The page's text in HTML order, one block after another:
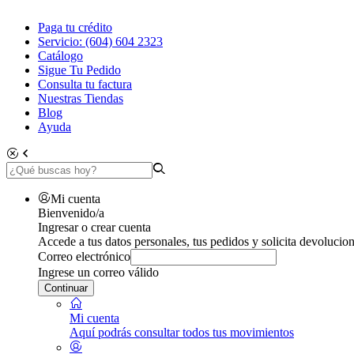
Paga tu crédito
Servicio: (604) 604 2323
Catálogo
Sigue Tu Pedido
Consulta tu factura
Nuestras Tiendas
Blog
Ayuda
Mi cuenta
Bienvenido/a
Ingresar o crear cuenta
Accede a tus datos personales, tus pedidos y solicita
Correo electrónico
Ingrese un correo válido
Continuar
Mi cuenta
Aquí podrás consultar todos tus movimientos